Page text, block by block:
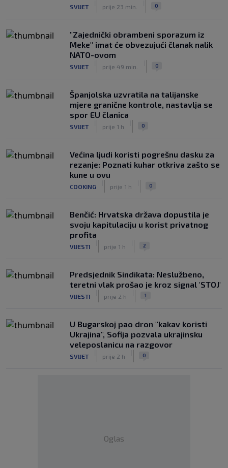
SVIJET prije 23 min. 0
"Zajednički obrambeni sporazum iz
Meke" imat će obvezujući članak nalik
NATO-ovom
SVIJET prije 49 min. 0
Španjolska uzvratila na talijanske
mjere granične kontrole, nastavlja se
spor EU članica
SVIJET prije 1 h 0
Većina ljudi koristi pogrešnu dasku za
rezanje: Poznati kuhar otkriva zašto se
kune u ovu
COOKING prije 1 h 0
Benčić: Hrvatska država dopustila je
svoju kapitulaciju u korist privatnog
profita
VIJESTI prije 1 h 2
Predsjednik Sindikata: Neslužbeno,
teretni vlak prošao je kroz signal 'STOJ'
VIJESTI prije 2 h 1
U Bugarskoj pao dron "kakav koristi
Ukrajina", Sofija pozvala ukrajinsku
veleposlanicu na razgovor
SVIJET prije 2 h 0
Oglas